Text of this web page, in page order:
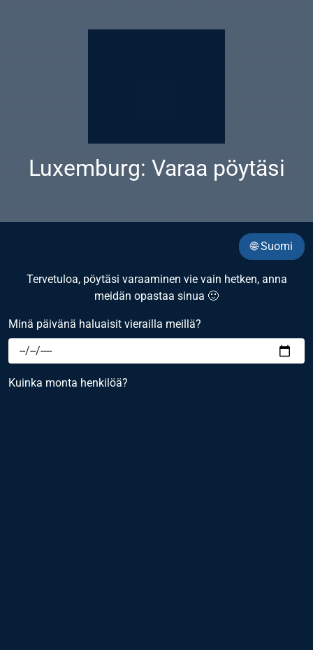
Luxemburg: Varaa pöytäsi
🌐 Suomi
Tervetuloa, pöytäsi varaaminen vie vain hetken, anna
meidän opastaa sinua 🙂
Minä päivänä haluaisit vierailla meillä?
Kuinka monta henkilöä?